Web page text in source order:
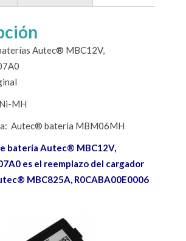
Autec® MBC12V,
MH
Autec® bateria MBM06MH
batería Autec® MBC12V,
es el reemplazo del cargador
MBC825A, R0CABA00E0006